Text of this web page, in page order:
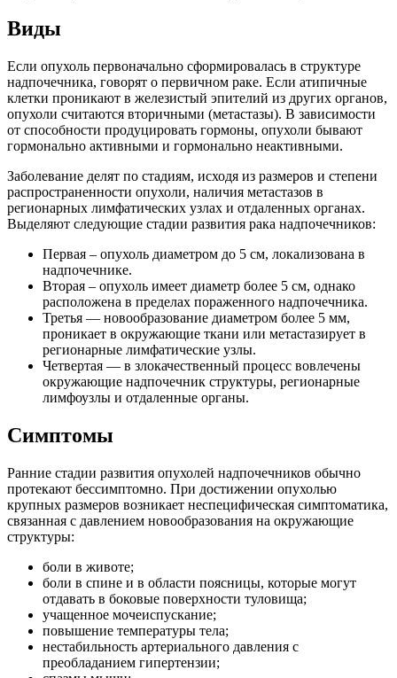
Виды
Если опухоль первоначально сформировалась в структуре
надпочечника, говорят о первичном раке. Если атипичные
клетки проникают в железистый эпителий из других органов,
опухоли считаются вторичными (метастазы). В зависимости
от способности продуцировать гормоны, опухоли бывают
гормонально активными и гормонально неактивными.
Заболевание делят по стадиям, исходя из размеров и степени
распространенности опухоли, наличия метастазов в
регионарных лимфатических узлах и отдаленных органах.
Выделяют следующие стадии развития рака надпочечников:
Первая – опухоль диаметром до 5 см, локализована в
надпочечнике.
Вторая – опухоль имеет диаметр более 5 см, однако
расположена в пределах пораженного надпочечника.
Третья — новообразование диаметром более 5 мм,
проникает в окружающие ткани или метастазирует в
регионарные лимфатические узлы.
Четвертая — в злокачественный процесс вовлечены
окружающие надпочечник структуры, регионарные
лимфоузлы и отдаленные органы.
Симптомы
Ранние стадии развития опухолей надпочечников обычно
протекают бессимптомно. При достижении опухолью
крупных размеров возникает неспецифическая симптоматика,
связанная с давлением новообразования на окружающие
структуры:
боли в животе;
боли в спине и в области поясницы, которые могут
отдавать в боковые поверхности туловища;
учащенное мочеиспускание;
повышение температуры тела;
нестабильность артериального давления с
преобладанием гипертензии;